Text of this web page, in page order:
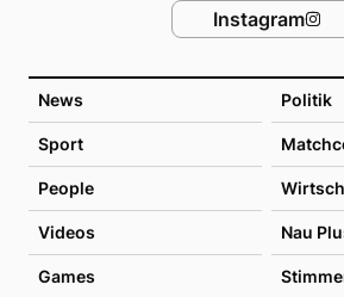
News Politik
Sport
People
Videos Nau
Games
Instagram